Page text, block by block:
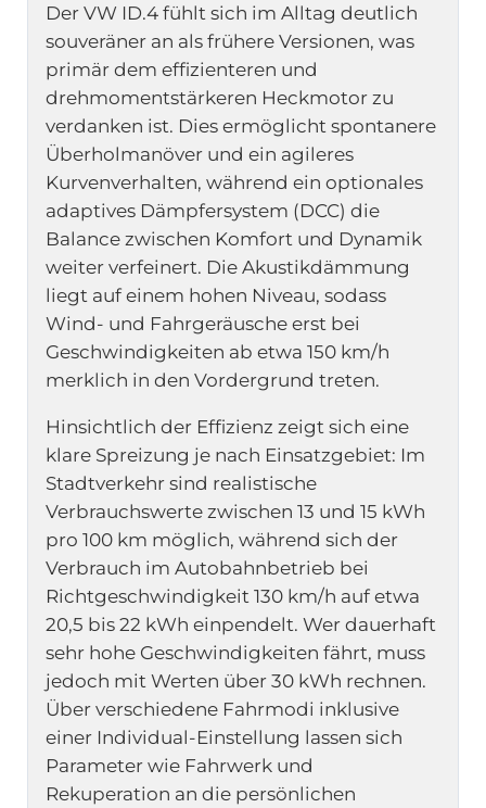
Der VW ID.4 fühlt sich im Alltag deutlich
souveräner an als frühere Versionen, was
primär dem effizienteren und
drehmomentstärkeren Heckmotor zu
verdanken ist. Dies ermöglicht spontanere
Überholmanöver und ein agileres
Kurvenverhalten, während ein optionales
adaptives Dämpfersystem (DCC) die
Balance zwischen Komfort und Dynamik
weiter verfeinert. Die Akustikdämmung
liegt auf einem hohen Niveau, sodass
Wind- und Fahrgeräusche erst bei
Geschwindigkeiten ab etwa 150 km/h
merklich in den Vordergrund treten.
Hinsichtlich der Effizienz zeigt sich eine
klare Spreizung je nach Einsatzgebiet: Im
Stadtverkehr sind realistische
Verbrauchswerte zwischen 13 und 15 kWh
pro 100 km möglich, während sich der
Verbrauch im Autobahnbetrieb bei
Richtgeschwindigkeit 130 km/h auf etwa
20,5 bis 22 kWh einpendelt. Wer dauerhaft
sehr hohe Geschwindigkeiten fährt, muss
jedoch mit Werten über 30 kWh rechnen.
Über verschiedene Fahrmodi inklusive
einer Individual-Einstellung lassen sich
Parameter wie Fahrwerk und
Rekuperation an die persönlichen